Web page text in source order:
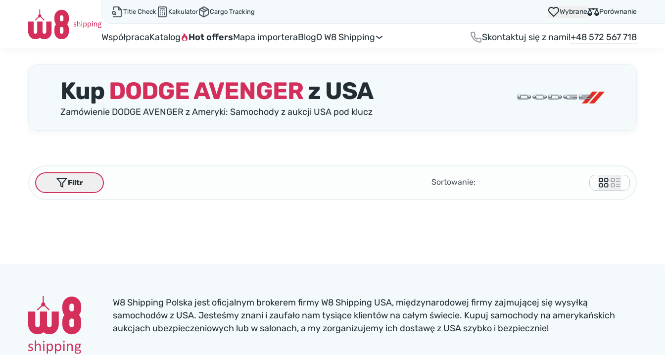
Title Check Kalkulator Cargo Tracking Wybrane Porównanie
WspółpracaKatalog Hot offersMapa importeraBlogO W8 Shipping Skontaktuj się z nami!+48 572 567 718
Kup DODGE AVENGERz USA
Zamówienie DODGE AVENGER z Ameryki: Samochody z aukcji USA pod klucz
Sortowanie:
Filtr
W8 Shipping Polska jest oficjalnym brokerem firmy W8 Shipping USA, międzynarodowej firmy zajmującej się wysyłką
samochodów z USA. Jesteśmy znani i zaufało nam tysiące klientów na całym świecie. Kupuj samochody na amerykańskich
aukcjach ubezpieczeniowych lub w salonach, a my zorganizujemy ich dostawę z USA szybko i bezpiecznie!